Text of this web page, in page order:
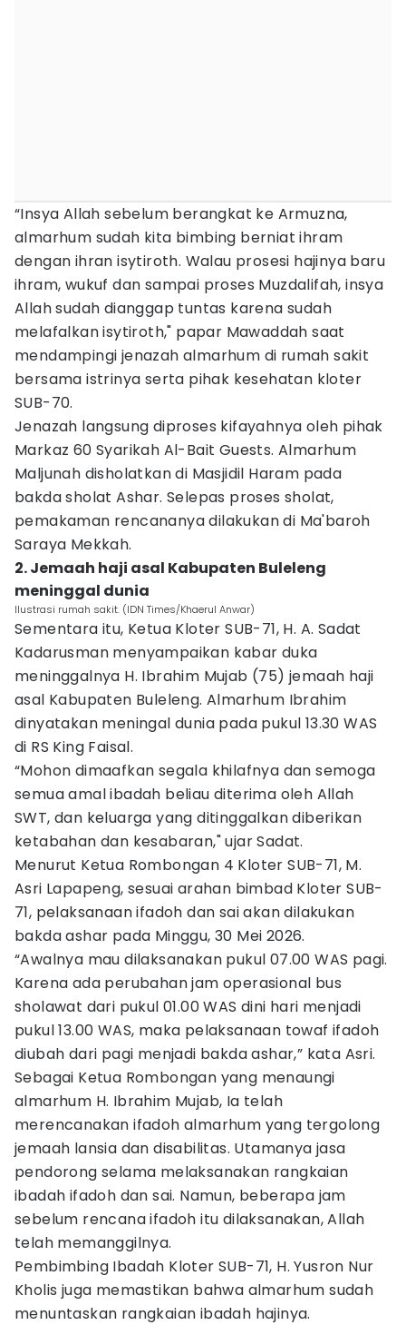
“Insya Allah sebelum berangkat ke Armuzna,
almarhum sudah kita bimbing berniat ihram
dengan ihran isytiroth. Walau prosesi hajinya baru
ihram, wukuf dan sampai proses Muzdalifah, insya
Allah sudah dianggap tuntas karena sudah
melafalkan isytiroth," papar Mawaddah saat
mendampingi jenazah almarhum di rumah sakit
bersama istrinya serta pihak kesehatan kloter
SUB-70.
Jenazah langsung diproses kifayahnya oleh pihak
Markaz 60 Syarikah Al-Bait Guests. Almarhum
Maljunah disholatkan di Masjidil Haram pada
bakda sholat Ashar. Selepas proses sholat,
pemakaman rencananya dilakukan di Ma'baroh
Saraya Mekkah.
2. Jemaah haji asal Kabupaten Buleleng
meninggal dunia
Ilustrasi rumah sakit. (IDN Times/Khaerul Anwar)
Sementara itu, Ketua Kloter SUB-71, H. A. Sadat
Kadarusman menyampaikan kabar duka
meninggalnya H. Ibrahim Mujab (75) jemaah haji
asal Kabupaten Buleleng. Almarhum Ibrahim
dinyatakan meningal dunia pada pukul 13.30 WAS
di RS King Faisal.
“Mohon dimaafkan segala khilafnya dan semoga
semua amal ibadah beliau diterima oleh Allah
SWT, dan keluarga yang ditinggalkan diberikan
ketabahan dan kesabaran," ujar Sadat.
Menurut Ketua Rombongan 4 Kloter SUB-71, M.
Asri Lapapeng, sesuai arahan bimbad Kloter SUB-
71, pelaksanaan ifadoh dan sai akan dilakukan
bakda ashar pada Minggu, 30 Mei 2026.
“Awalnya mau dilaksanakan pukul 07.00 WAS pagi.
Karena ada perubahan jam operasional bus
sholawat dari pukul 01.00 WAS dini hari menjadi
pukul 13.00 WAS, maka pelaksanaan towaf ifadoh
diubah dari pagi menjadi bakda ashar,” kata Asri.
Sebagai Ketua Rombongan yang menaungi
almarhum H. Ibrahim Mujab, Ia telah
merencanakan ifadoh almarhum yang tergolong
jemaah lansia dan disabilitas. Utamanya jasa
pendorong selama melaksanakan rangkaian
ibadah ifadoh dan sai. Namun, beberapa jam
sebelum rencana ifadoh itu dilaksanakan, Allah
telah memanggilnya.
Pembimbing Ibadah Kloter SUB-71, H. Yusron Nur
Kholis juga memastikan bahwa almarhum sudah
menuntaskan rangkaian ibadah hajinya.